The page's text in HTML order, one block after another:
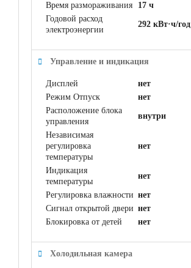
Время размораживания
17 ч
Годовой расход
электроэнергии
292 кВт·ч/год
Управление и индикация
Дисплей
нет
Режим Отпуск
нет
Расположение блока
управления
внутри
Независимая
регулировка
температуры
нет
Индикация
температуры
нет
Регулировка влажности нет
Сигнал открытой двери нет
Блокировка от детей
нет
Холодильная камера